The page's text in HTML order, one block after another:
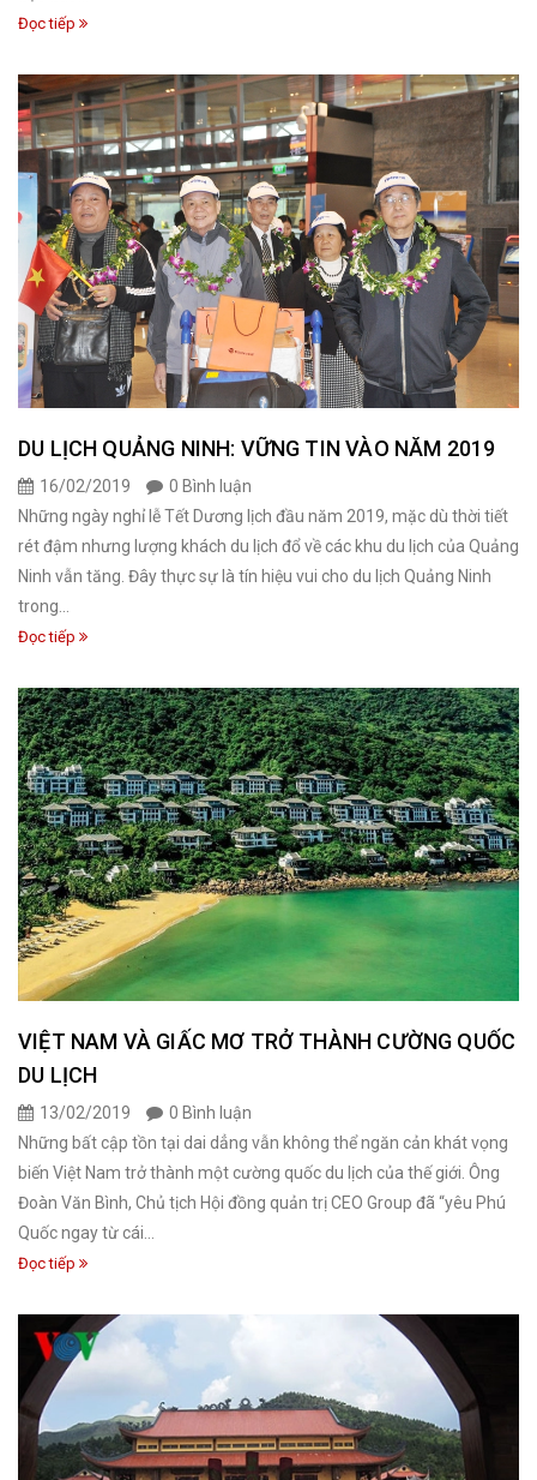
Đọc tiếp
DU LỊCH QUẢNG NINH: VỮNG TIN VÀO NĂM 2019
16/02/2019
0 Bình luận
Những ngày nghỉ lễ Tết Dương lịch đầu năm 2019, mặc dù thời tiết
rét đậm nhưng lượng khách du lịch đổ về các khu du lịch của Quảng
Ninh vẫn tăng. Đây thực sự là tín hiệu vui cho du lịch Quảng Ninh
trong...
Đọc tiếp
VIỆT NAM VÀ GIẤC MƠ TRỞ THÀNH CƯỜNG QUỐC
DU LỊCH
13/02/2019
0 Bình luận
Những bất cập tồn tại dai dẳng vẫn không thể ngăn cản khát vọng
biến Việt Nam trở thành một cường quốc du lịch của thế giới. Ông
Đoàn Văn Bình, Chủ tịch Hội đồng quản trị CEO Group đã “yêu Phú
Quốc ngay từ cái...
Đọc tiếp